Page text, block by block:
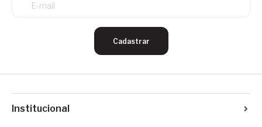
Cadastrar
Institucional